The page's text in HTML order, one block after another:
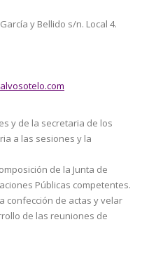
y Bellido s/n. Local 4.
y de la secretaria de los
a las sesiones y la
de la Junta de
Públicas competentes.
confección de actas y velar
de las reuniones de